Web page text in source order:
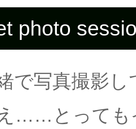
photo
で写真撮影し
……とっても